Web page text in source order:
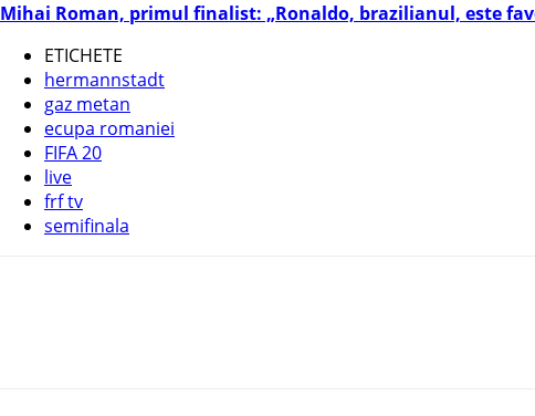
Mihai Roman, primul finalist: „Ronaldo, brazilianul, este
ETICHETE
hermannstadt
gaz metan
ecupa romaniei
FIFA 20
live
frf tv
semifinala